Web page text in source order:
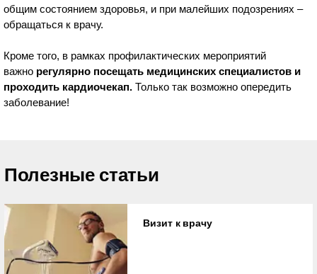
общим состоянием здоровья, и при малейших подозрениях –
обращаться к врачу.
Кроме того, в рамках профилактических мероприятий
важно регулярно посещать медицинских специалистов и
проходить кардиочекап. Только так возможно опередить
заболевание!
Полезные статьи
Визит к врачу